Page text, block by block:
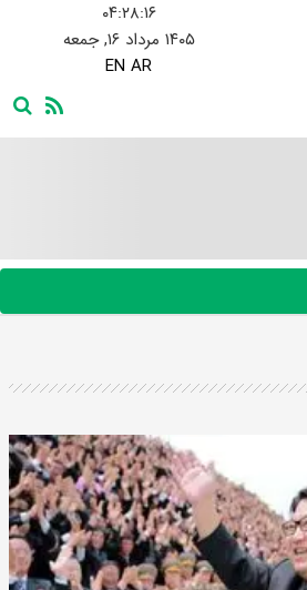
۰۴:۲۸:۱۶
۱۴۰۵ مرداد ۱۶, جمعه
EN AR